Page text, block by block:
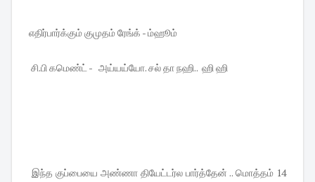
எதிர்பார்க்கும் குமுதம் ரேங்க் - ம்ஹூம்
சி.பி கமெண்ட் - அய்யய்யோ. சல் தா நஹி.. ஹி ஹி
இந்த குப்பையை அண்ணா தியேட்டர்ல பார்த்தேன் .. மொத்தம் 14